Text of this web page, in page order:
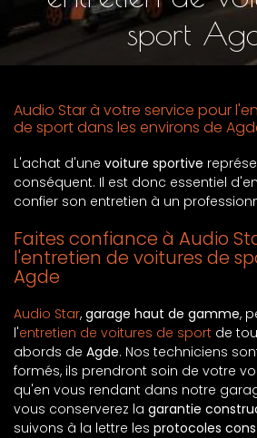
sport
Audio Star à votre service pour
de sport dans les environs de
L'achat d'une voiture sportive
conséquent. Il est donc essentiel
confier son entretien à un
Faites confiance à Audio
l'entretien de voitures de
Agde
Audio Star, garage haut de gamme,
l'entretien de voitures de sport de
abords de Agde. Nos techniciens
formés, ils prendront soin de votre
qu'en vous rendant dans notre
vous conserverez la garantie
suivons à la lettre les protocoles